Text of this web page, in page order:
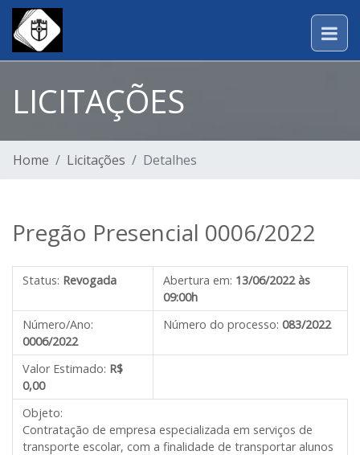
LICITAÇÕES
Home Licitações Detalhes
Pregão Presencial 0006/2022
Status: Revogada Abertura em: 13/06/2022 às
09:00h
Número/Ano:
0006/2022
Número do processo: 083/2022
Valor Estimado: R$
0,00
Objeto:
Contratação de empresa especializada em serviços de
transporte escolar, com a finalidade de transportar alunos